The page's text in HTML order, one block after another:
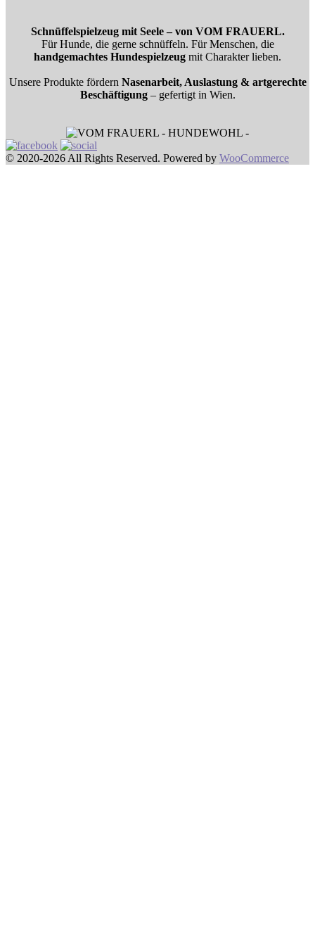
Schnüffelspielzeug mit Seele – von VOM FRAUERL.
Für Hunde, die gerne schnüffeln. Für Menschen, die
handgemachtes Hundespielzeug mit Charakter lieben.
Unsere Produkte fördern Nasenarbeit, Auslastung & artgerechte
Beschäftigung– gefertigt in Wien.
© 2020-2026 All Rights Reserved. Powered by WooCommerce